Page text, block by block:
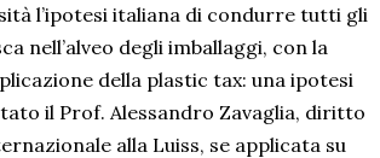
l’ipotesi italiana di condurre tutti gli
nell’alveo degli imballaggi, con la
della plastic tax: una ipotesi
il Prof. Alessandro Zavaglia, diritto
alla Luiss, se applicata su